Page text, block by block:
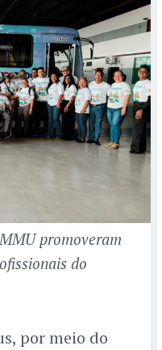
promoveram
do
por meio do